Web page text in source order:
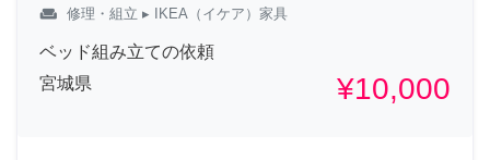
weekend 修理・組立 ▸ IKEA（イケア）家具
ベッド組み立ての依頼
宮城県
¥10,000